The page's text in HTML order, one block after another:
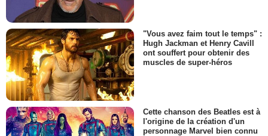
"Vous avez faim tout le temps" :
Hugh Jackman et Henry Cavill
ont souffert pour obtenir des
muscles de super-héros
Cette chanson des Beatles est à
l'origine de la création d'un
personnage Marvel bien connu